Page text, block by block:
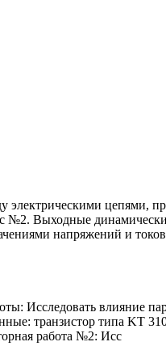
цепями,
№2. Выходные
напряжений и
Исследовать влияние
транзистор типа KT
работа №2: Исс